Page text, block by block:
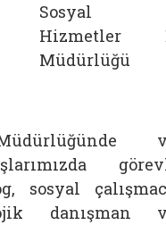
Sosyal
Hizmetler
Müdürlüğü
sosyal
danışman